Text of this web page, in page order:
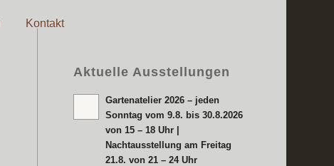
Kontakt
Aktuelle Ausstellungen
Gartenatelier 2026 – jeden
Sonntag vom 9.8. bis 30.8.2026
von 15 – 18 Uhr |
Nachtausstellung am Freitag
21.8. von 21 – 24 Uhr